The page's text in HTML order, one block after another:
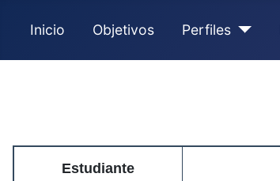
Inicio Objetivos Perfiles
Estudiante